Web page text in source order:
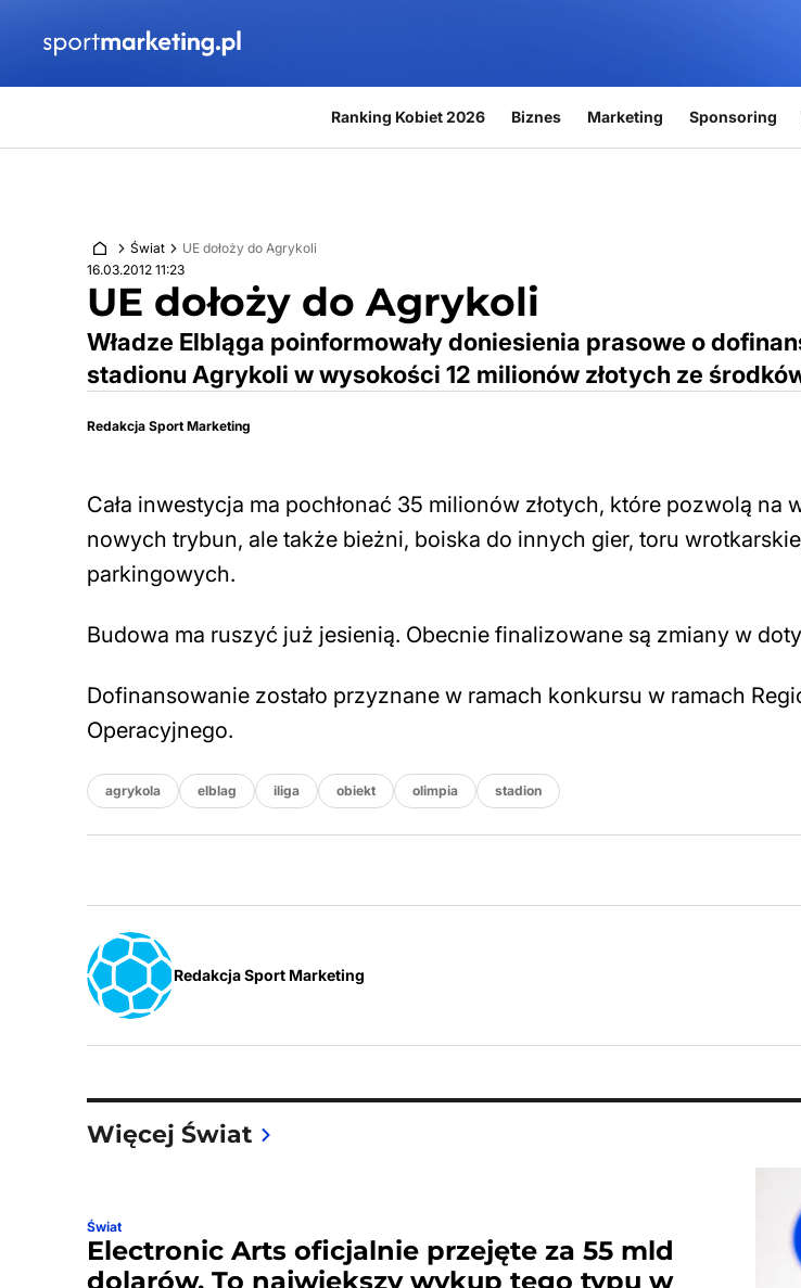
Ranking Kobiet 2026 Biznes Marketing Sponsoring
Świat
UE dołoży do Agrykoli
16.03.2012 11:23
UE dołoży do Agrykoli
Władze Elbląga poinformowały doniesienia prasowe o
stadionu Agrykoli w wysokości 12 milionów złotych ze
Redakcja Sport Marketing
Cała inwestycja ma pochłonać 35 milionów złotych, które pozwolą na
nowych trybun, ale także bieżni, boiska do innych gier, toru
parkingowych.
Budowa ma ruszyć już jesienią. Obecnie finalizowane są zmiany w
Dofinansowanie zostało przyznane w ramach konkursu w ramach
Operacyjnego.
agrykola elblag iliga obiekt olimpia stadion
Redakcja Sport Marketing
Więcej Świat
Świat
Electronic Arts oficjalnie przejęte za 55 mld
dolarów. To największy wykup tego typu w